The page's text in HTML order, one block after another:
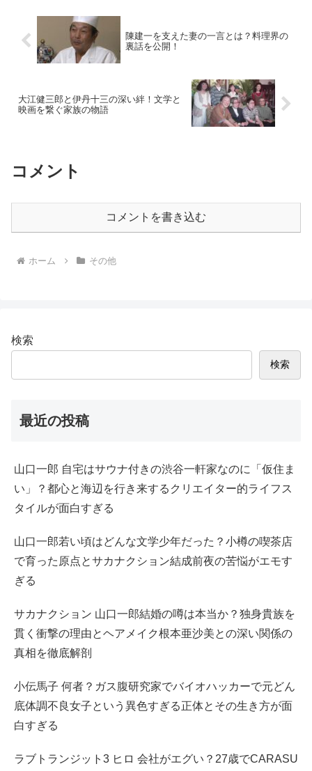
陳建一を支えた妻の一言とは？料理界の
裏話を公開！
大江健三郎と伊丹十三の深い絆！文学と
映画を繋ぐ家族の物語
コメント
コメントを書き込む
ホーム その他
検索
検索
最近の投稿
山口一郎 自宅はサウナ付きの渋谷一軒家なのに「仮住ま
い」？都心と海辺を行き来するクリエイター的ライフス
タイルが面白すぎる
山口一郎若い頃はどんな文学少年だった？小樽の喫茶店
で育った原点とサカナクション結成前夜の苦悩がエモす
ぎる
サカナクション 山口一郎結婚の噂は本当か？独身貴族を
貫く衝撃の理由とヘアメイク根本亜沙美との深い関係の
真相を徹底解剖
小伝馬子 何者？ガス腹研究家でバイオハッカーで元どん
底体調不良女子という異色すぎる正体とその生き方が面
白すぎる
ラブトランジット3 ヒロ 会社がエグい？27歳でCARASU